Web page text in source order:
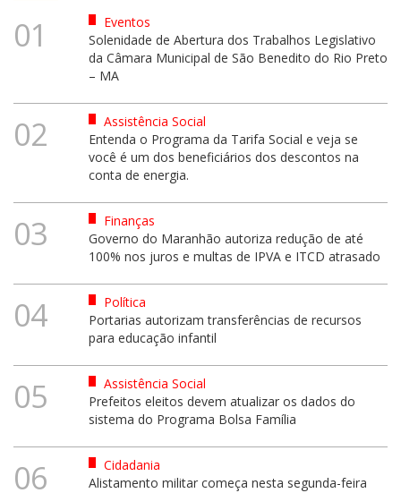
01
Eventos
Solenidade de Abertura dos Trabalhos Legislativo
da Câmara Municipal de São Benedito do Rio Preto
– MA
02
Assistência Social
Entenda o Programa da Tarifa Social e veja se
você é um dos beneficiários dos descontos na
conta de energia.
03
Finanças
Governo do Maranhão autoriza redução de até
100% nos juros e multas de IPVA e ITCD atrasado
04
Política
Portarias autorizam transferências de recursos
para educação infantil
05
Assistência Social
Prefeitos eleitos devem atualizar os dados do
sistema do Programa Bolsa Família
06
Cidadania
Alistamento militar começa nesta segunda-feira